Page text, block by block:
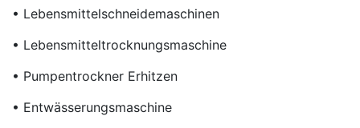
• Lebensmittelschneidemaschinen
• Lebensmitteltrocknungsmaschine
• Pumpentrockner Erhitzen
• Entwässerungsmaschine